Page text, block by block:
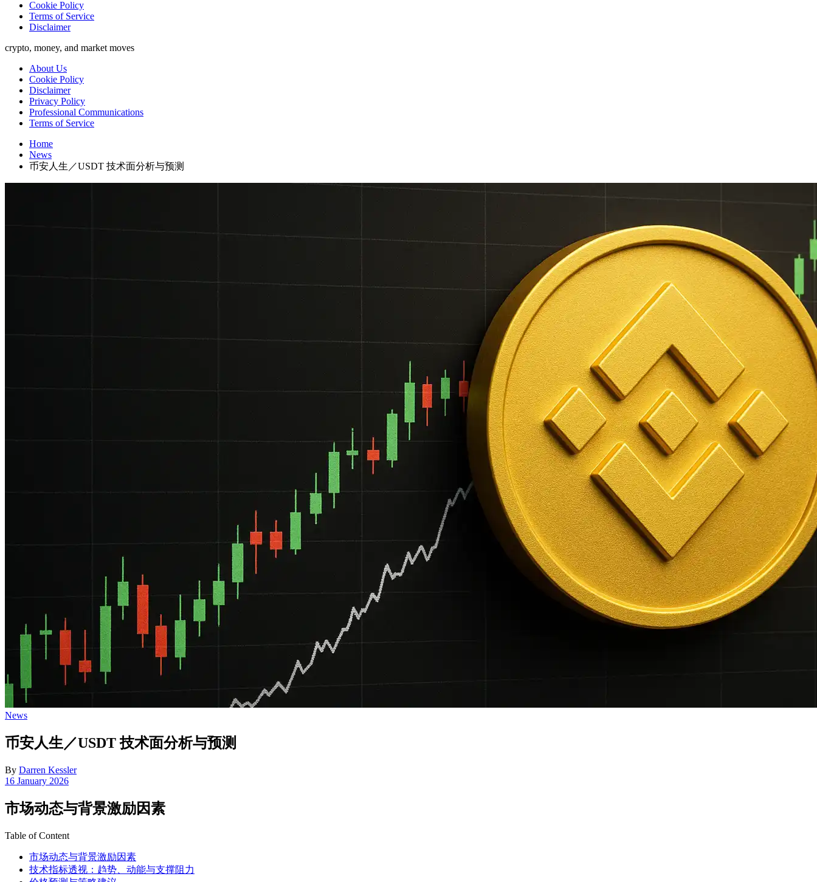
Cookie Policy
Terms of Service
Disclaimer
crypto, money, and market moves
About Us
Cookie Policy
Disclaimer
Privacy Policy
Professional Communications
Terms of Service
Home
News
币安人生／USDT 技术面分析与预测
Posted
News
币安人生／USDT 技术面分析与预测
By Darren Kessler
Post
16 January 2026
市场动态与背景激励因素
Table of Content
市场动态与背景激励因素
技术指标透视：趋势、动能与支撑阻力